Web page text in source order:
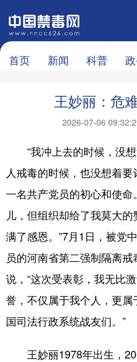
首页 新闻 科普
王妙丽：危
2026-07-06
“我冲上去的时候，没想
人戒毒的时候，也没想着
一名共产党员的初心和使
儿，但组织却给了我莫大
满了感恩。”7月1日，被党
员的河南省第二强制隔离
说，“这次受表彰，我无比
誉，不仅属于我个人，更
国司法行政系统战友们。”
王妙丽1978年出生，